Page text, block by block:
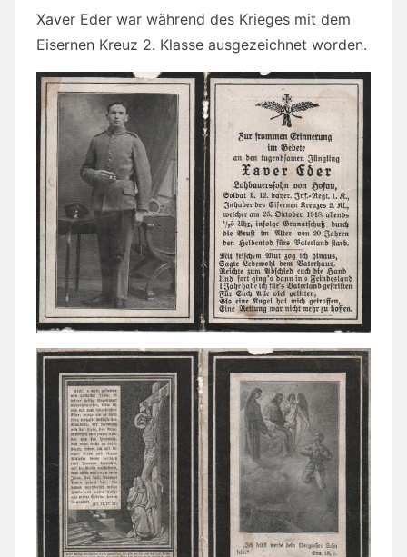
Xaver Eder war während des Krieges mit dem
Eisernen Kreuz 2. Klasse ausgezeichnet worden.